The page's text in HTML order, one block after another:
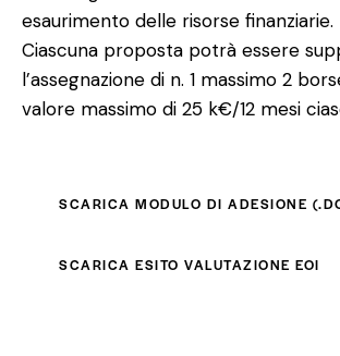
esaurimento delle risorse finanziarie.
Ciascuna proposta potrà essere
l’assegnazione di n. 1 massimo 2
valore massimo di 25 k€/12 mesi
SCARICA MODULO DI ADESIONE
SCARICA ESITO VALUTAZIONE EOI